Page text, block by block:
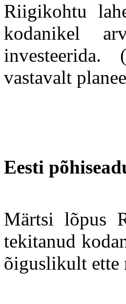
Riigikohtu
kodanikel
vastavalt
Eesti
Märtsi lõpus
tekitanud
õiguslikult ette